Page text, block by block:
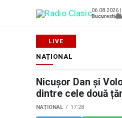
06.08.2026
Bucuresti
NAȚIONAL
Nicușor Dan și
dintre cele două
NAȚIONAL 17:28